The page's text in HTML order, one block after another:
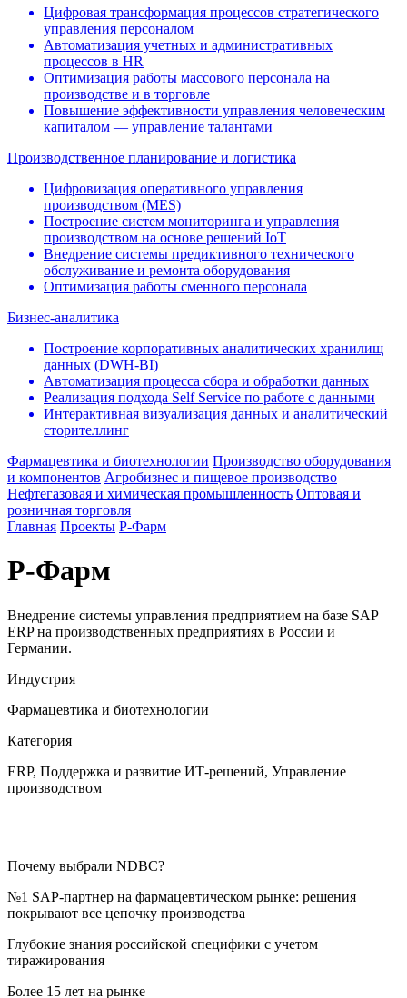
Цифровая трансформация процессов стратегического
управления персоналом
Автоматизация учетных и административных
процессов в HR
Оптимизация работы массового персонала на
производстве и в торговле
Повышение эффективности управления человеческим
капиталом — управление талантами
Производственное планирование и логистика
Цифровизация оперативного управления
производством (МЕS)
Построение систем мониторинга и управления
производством на основе решений IoT
Внедрение системы предиктивного технического
обслуживание и ремонта оборудования
Оптимизация работы сменного персонала
Бизнес-аналитика
Построение корпоративных аналитических хранилищ
данных (DWH-BI)
Автоматизация процесса сбора и обработки данных
Реализация подхода Self Service по работе с данными
Интерактивная визуализация данных и аналитический
сторителлинг
Фармацевтика и биотехнологии Производство оборудования
и компонентов Агробизнес и пищевое производство
Нефтегазовая и химическая промышленность Оптовая и
розничная торговля
Главная Проекты Р-Фарм
Р-Фарм
Внедрение системы управления предприятием на базе SAP
ERP на производственных предприятиях в России и
Германии.
Индустрия
Фармацевтика и биотехнологии
Категория
ERP, Поддержка и развитие ИТ-решений, Управление
производством
Почему выбрали NDBC?
№1 SAP-партнер на фармацевтическом рынке: решения
покрывают все цепочку производства
Глубокие знания российской специфики с учетом
тиражирования
Более 15 лет на рынке